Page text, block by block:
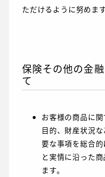
ただけるように努めます
保険その他の金
て
お客様の商品に
目的、財産状況
要な事項を総合
と実情に沿った
ます。